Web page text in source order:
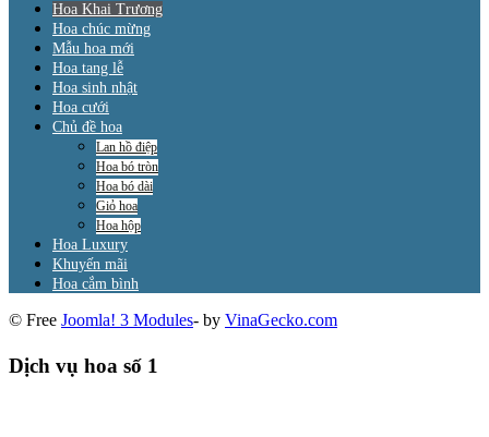
Hoa Khai Trương
Hoa chúc mừng
Mẫu hoa mới
Hoa tang lễ
Hoa sinh nhật
Hoa cưới
Chủ đề hoa
Lan hồ điệp
Hoa bó tròn
Hoa bó dài
Giỏ hoa
Hoa hộp
Hoa Luxury
Khuyến mãi
Hoa cắm bình
© Free Joomla! 3 Modules- by VinaGecko.com
Dịch vụ hoa số 1